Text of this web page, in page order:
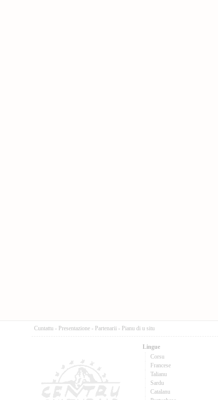
Cuntattu - Presentazione - Partenarii - Pianu di u situ
Lingue
Corsu
Francese
Talianu
Sardu
Catalanu